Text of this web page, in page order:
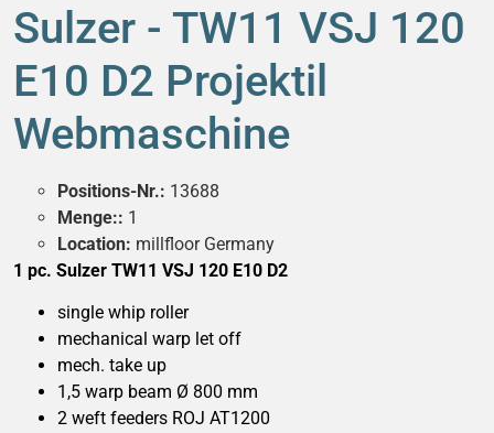
Sulzer - TW11 VSJ 120
E10 D2 Projektil
Webmaschine
Positions-Nr.: 13688
Menge:: 1
Location: millfloor Germany
1 pc. Sulzer TW11 VSJ 120 E10 D2
single whip roller
mechanical warp let off
mech. take up
1,5 warp beam Ø 800 mm
2 weft feeders ROJ AT1200